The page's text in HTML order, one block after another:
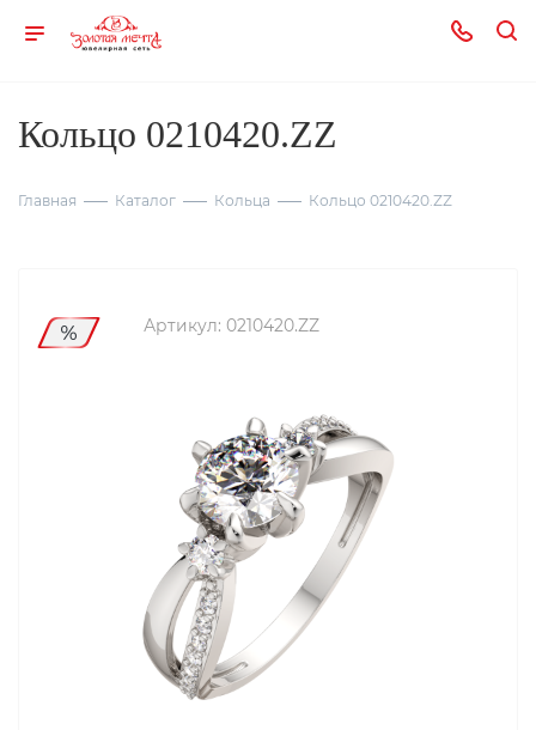
Кольцо 0210420.ZZ
Главная Каталог Кольца Кольцо 0210420.ZZ
Артикул: 0210420.ZZ